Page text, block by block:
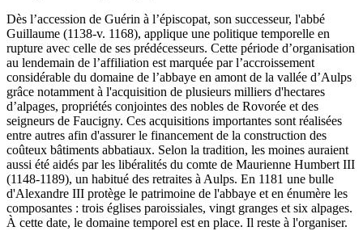
Dès l’accession de Guérin à l’épiscopat, son successeur, l'abbé
Guillaume (1138-v. 1168), applique une politique temporelle en
rupture avec celle de ses prédécesseurs. Cette période d’organisation
au lendemain de l’affiliation est marquée par l’accroissement
considérable du domaine de l’abbaye en amont de la vallée d’Aulps
grâce notamment à l'acquisition de plusieurs milliers d'hectares
d’alpages, propriétés conjointes des nobles de Rovorée et des
seigneurs de Faucigny. Ces acquisitions importantes sont réalisées
entre autres afin d'assurer le financement de la construction des
coûteux bâtiments abbatiaux. Selon la tradition, les moines auraient
aussi été aidés par les libéralités du comte de Maurienne Humbert III
(1148-1189), un habitué des retraites à Aulps. En 1181 une bulle
d'Alexandre III protège le patrimoine de l'abbaye et en énumère les
composantes : trois églises paroissiales, vingt granges et six alpages.
À cette date, le domaine temporel est en place. Il reste à l'organiser.